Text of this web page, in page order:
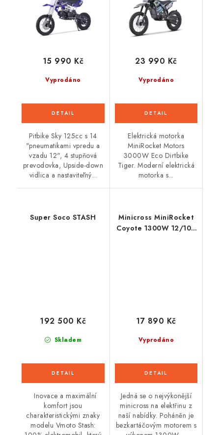
Vyprodáno
15 990 Kč
Pitbike Sky 125cc s 14
"pneumatikami vpredu a
vzadu 12", 4 stupňová
prevodovka, Upside-down
vidlica a nastaviteľný...
Vyprodáno
23 990 Kč
Elektrická motorka
MiniRocket Motors
3000W Eco Dirtbike
Tiger. Moderní elektrická
motorka s...
Super Soco STASH
Skladem
192 500 Kč
Inovace a maximální
komfort jsou
charakteristickými znaky
modelu Vmoto Stash:
Minicross MiniRocket
Coyote 1300W 12/10 -
Vyprodáno
17 890 Kč
Jedná se o nejvýkonější
minicross na elektřinu z
naší nabídky. Poháněn je
bezkartáčovým motorem s